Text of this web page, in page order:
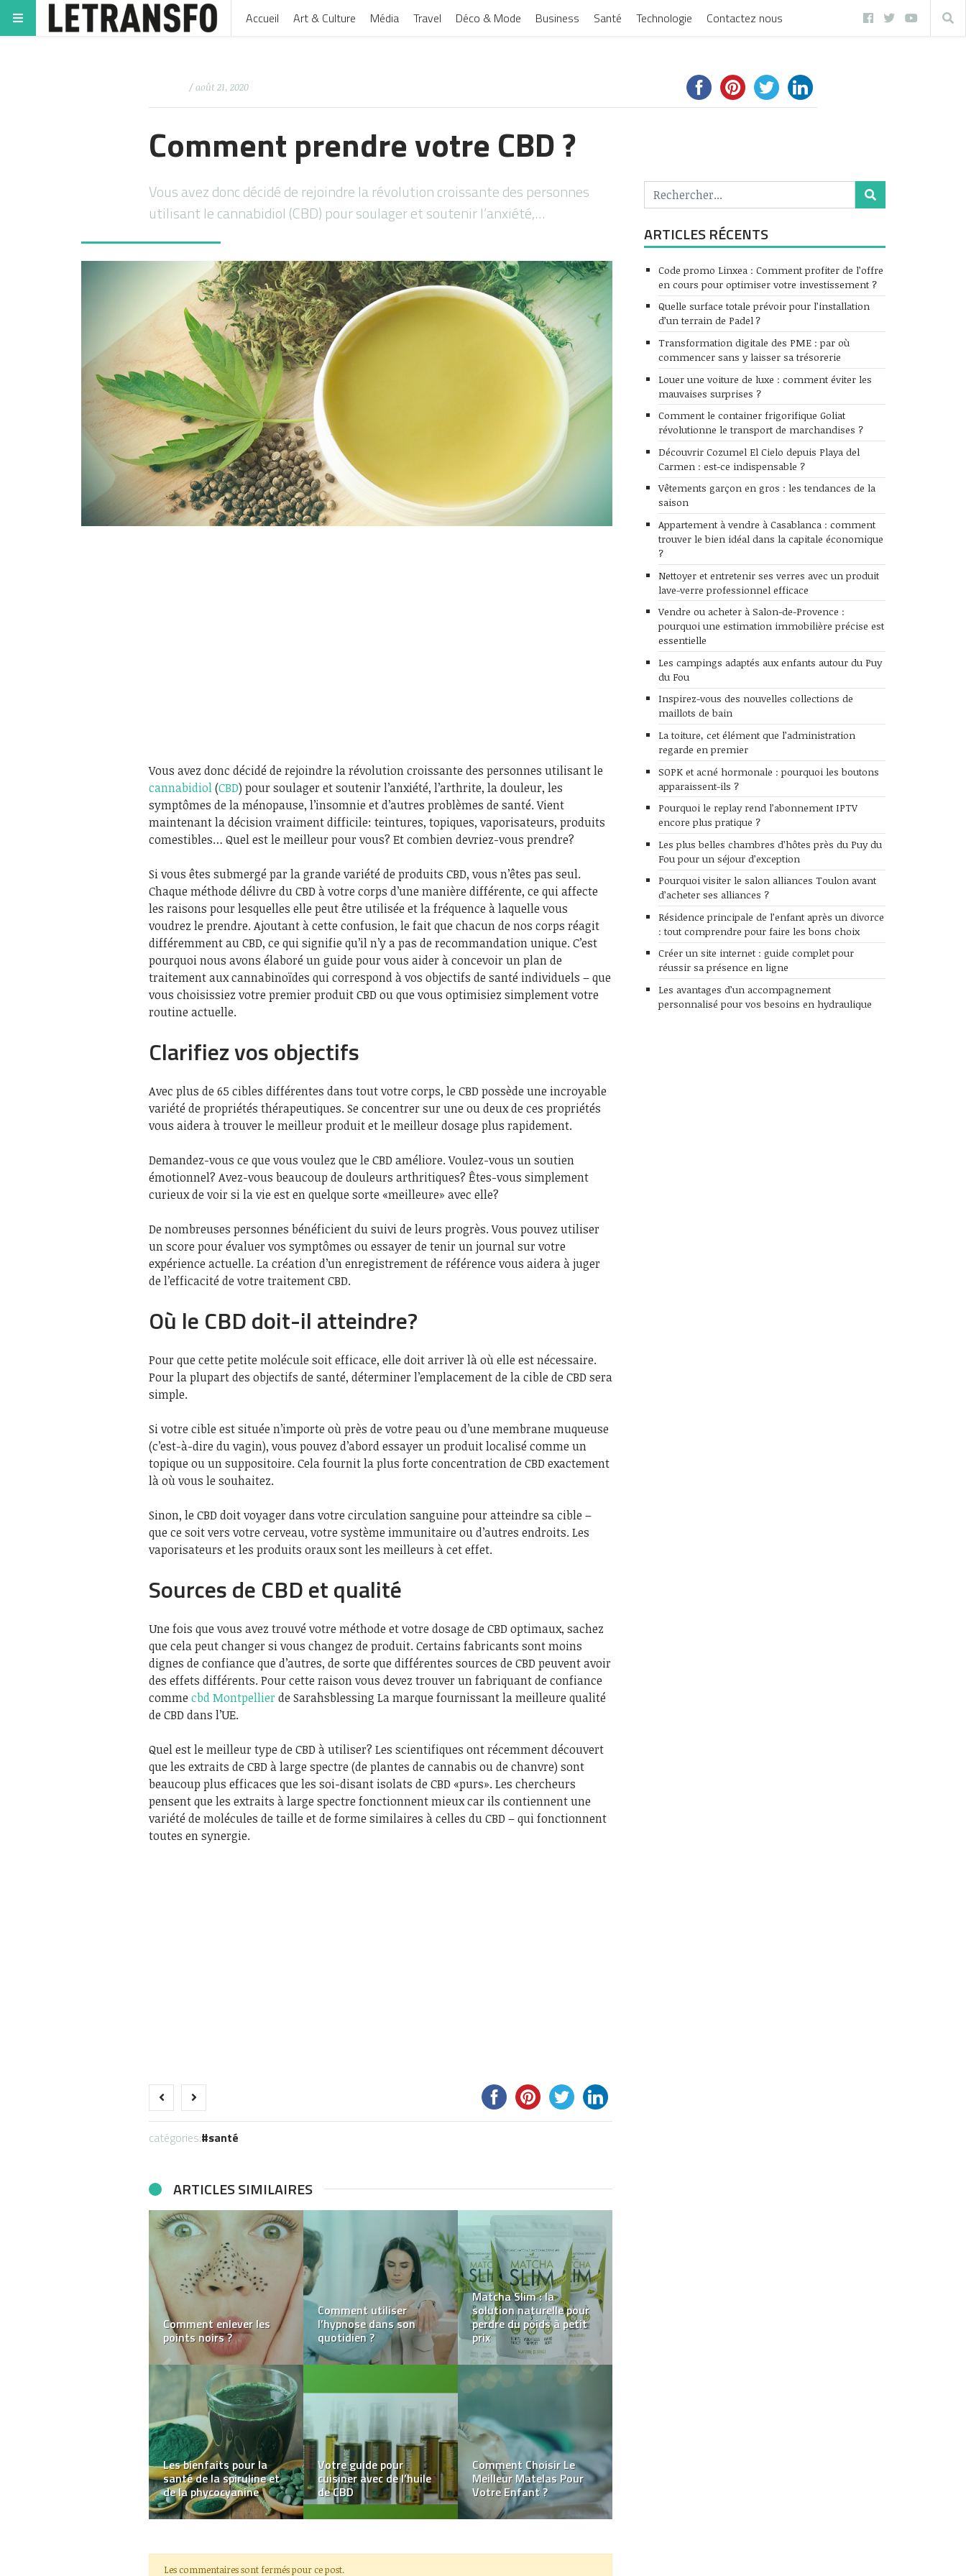
Accueil Art & Culture Média Travel Déco & Mode Business Santé Technologie Contactez nous
/ août 21, 2020
Comment prendre votre CBD ?
Vous avez donc décidé de rejoindre la révolution croissante des personnes
utilisant le cannabidiol (CBD) pour soulager et soutenir l’anxiété,…
Vous avez donc décidé de rejoindre la révolution croissante des personnes utilisant le
cannabidiol(CBD) pour soulager et soutenir l’anxiété, l’arthrite, la douleur, les
symptômes de la ménopause, l’insomnie et d’autres problèmes de santé. Vient
maintenant la décision vraiment difficile: teintures, topiques, vaporisateurs, produits
comestibles… Quel est le meilleur pour vous? Et combien devriez-vous prendre?
Si vous êtes submergé par la grande variété de produits CBD, vous n’êtes pas seul.
Chaque méthode délivre du CBD à votre corps d’une manière différente, ce qui affecte
les raisons pour lesquelles elle peut être utilisée et la fréquence à laquelle vous
voudrez le prendre. Ajoutant à cette confusion, le fait que chacun de nos corps réagit
différemment au CBD, ce qui signifie qu’il n’y a pas de recommandation unique. C’est
pourquoi nous avons élaboré un guide pour vous aider à concevoir un plan de
traitement aux cannabinoïdes qui correspond à vos objectifs de santé individuels – que
vous choisissiez votre premier produit CBD ou que vous optimisiez simplement votre
routine actuelle.
Clarifiez vos objectifs
Avec plus de 65 cibles différentes dans tout votre corps, le CBD possède une incroyable
variété de propriétés thérapeutiques. Se concentrer sur une ou deux de ces propriétés
vous aidera à trouver le meilleur produit et le meilleur dosage plus rapidement.
Demandez-vous ce que vous voulez que le CBD améliore. Voulez-vous un soutien
émotionnel? Avez-vous beaucoup de douleurs arthritiques? Êtes-vous simplement
curieux de voir si la vie est en quelque sorte «meilleure» avec elle?
De nombreuses personnes bénéficient du suivi de leurs progrès. Vous pouvez utiliser
un score pour évaluer vos symptômes ou essayer de tenir un journal sur votre
expérience actuelle. La création d’un enregistrement de référence vous aidera à juger
de l’efficacité de votre traitement CBD.
Où le CBD doit-il atteindre?
Pour que cette petite molécule soit efficace, elle doit arriver là où elle est nécessaire.
Pour la plupart des objectifs de santé, déterminer l’emplacement de la cible de CBD sera
simple.
Si votre cible est située n’importe où près de votre peau ou d’une membrane muqueuse
(c’est-à-dire du vagin), vous pouvez d’abord essayer un produit localisé comme un
topique ou un suppositoire. Cela fournit la plus forte concentration de CBD exactement
là où vous le souhaitez.
Sinon, le CBD doit voyager dans votre circulation sanguine pour atteindre sa cible –
que ce soit vers votre cerveau, votre système immunitaire ou d’autres endroits. Les
vaporisateurs et les produits oraux sont les meilleurs à cet effet.
Sources de CBD et qualité
Une fois que vous avez trouvé votre méthode et votre dosage de CBD optimaux, sachez
que cela peut changer si vous changez de produit. Certains fabricants sont moins
dignes de confiance que d’autres, de sorte que différentes sources de CBD peuvent avoir
des effets différents. Pour cette raison vous devez trouver un fabriquant de confiance
comme cbd Montpellier de Sarahsblessing La marque fournissant la meilleure qualité
de CBD dans l’UE.
Quel est le meilleur type de CBD à utiliser? Les scientifiques ont récemment découvert
que les extraits de CBD à large spectre (de plantes de cannabis ou de chanvre) sont
beaucoup plus efficaces que les soi-disant isolats de CBD «purs». Les chercheurs
pensent que les extraits à large spectre fonctionnent mieux car ils contiennent une
variété de molécules de taille et de forme similaires à celles du CBD – qui fonctionnent
toutes en synergie.
catégories: santé
ARTICLES SIMILAIRES
La broméline et ses
effets bénéfiques pour
notre organisme
5 choses à essayer
quand l’acné ne
disparaîtra pas
Thérapie au laser pour
arrêter de fumer
Effets secondaires
courants du diabète
Les nombreux
avantages pour la santé
du NMN
Quels sont les services
proposés par SOS
Ambulance ?
Les commentaires sont fermés pour ce post.
ARTICLES RÉCENTS
Code promo Linxea : Comment profiter de l’offre
en cours pour optimiser votre investissement ?
Quelle surface totale prévoir pour l’installation
d’un terrain de Padel ?
Transformation digitale des PME : par où
commencer sans y laisser sa trésorerie
Louer une voiture de luxe : comment éviter les
mauvaises surprises ?
Comment le container frigorifique Goliat
révolutionne le transport de marchandises ?
Découvrir Cozumel El Cielo depuis Playa del
Carmen : est-ce indispensable ?
Vêtements garçon en gros : les tendances de la
saison
Appartement à vendre à Casablanca : comment
trouver le bien idéal dans la capitale économique
?
Nettoyer et entretenir ses verres avec un produit
lave-verre professionnel efficace
Vendre ou acheter à Salon-de-Provence :
pourquoi une estimation immobilière précise est
essentielle
Les campings adaptés aux enfants autour du Puy
du Fou
Inspirez-vous des nouvelles collections de
maillots de bain
La toiture, cet élément que l’administration
regarde en premier
SOPK et acné hormonale : pourquoi les boutons
apparaissent-ils ?
Pourquoi le replay rend l’abonnement IPTV
encore plus pratique ?
Les plus belles chambres d’hôtes près du Puy du
Fou pour un séjour d’exception
Pourquoi visiter le salon alliances Toulon avant
d’acheter ses alliances ?
Résidence principale de l’enfant après un divorce
: tout comprendre pour faire les bons choix
Créer un site internet : guide complet pour
réussir sa présence en ligne
Les avantages d’un accompagnement
personnalisé pour vos besoins en hydraulique